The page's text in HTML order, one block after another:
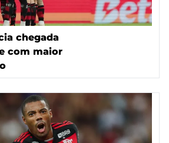
chegada
com maior